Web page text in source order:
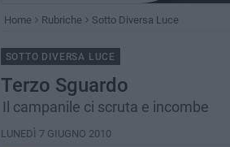
Home Rubriche Sotto Diversa Luce
SOTTO DIVERSA LUCE
Terzo Sguardo
Il campanile ci scruta e incombe
LUNEDÌ 7 GIUGNO 2010